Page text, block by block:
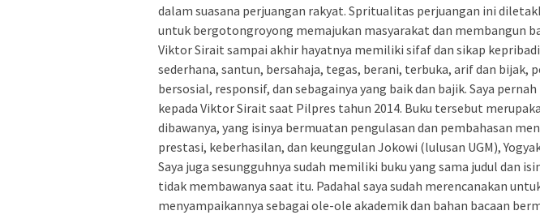
dalam suasana perjuangan rakyat. Spritualitas perjuangan ini
untuk bergotongroyong memajukan masyarakat dan membangun
Viktor Sirait sampai akhir hayatnya memiliki sifaf dan sikap
sederhana, santun, bersahaja, tegas, berani, terbuka, arif dan bijak,
bersosial, responsif, dan sebagainya yang baik dan bajik. Saya
kepada Viktor Sirait saat Pilpres tahun 2014. Buku tersebut
dibawanya, yang isinya bermuatan pengulasan dan pembahasan
prestasi, keberhasilan, dan keunggulan Jokowi (lulusan UGM),
Saya juga sesungguhnya sudah memiliki buku yang sama judul dan
tidak membawanya saat itu. Padahal saya sudah merencanakan
menyampaikannya sebagai ole-ole akademik dan bahan bacaan